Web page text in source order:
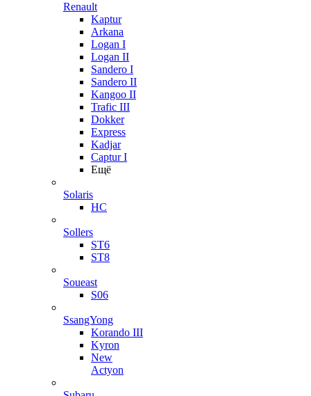
Renault
Kaptur
Arkana
Logan I
Logan II
Sandero I
Sandero II
Kangoo II
Trafic III
Dokker
Express
Kadjar
Captur I
Ещё
Solaris
HC
Sollers
ST6
ST8
Soueast
S06
SsangYong
Korando III
Kyron
New
Actyon